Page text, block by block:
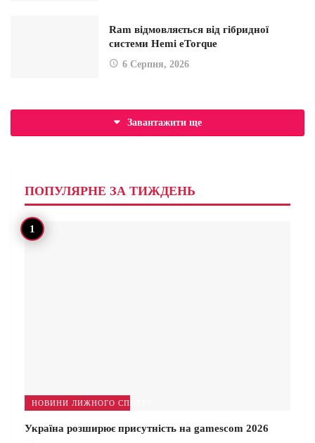
Ram відмовляється від гібридної
системи Hemi eTorque
6 Серпня, 2026
Завантажити ще
ПОПУЛЯРНЕ ЗА ТИЖДЕНЬ
НОВИНИ ЛИЖНОГО СПОРТУ
Україна розширює присутність на gamescom 2026